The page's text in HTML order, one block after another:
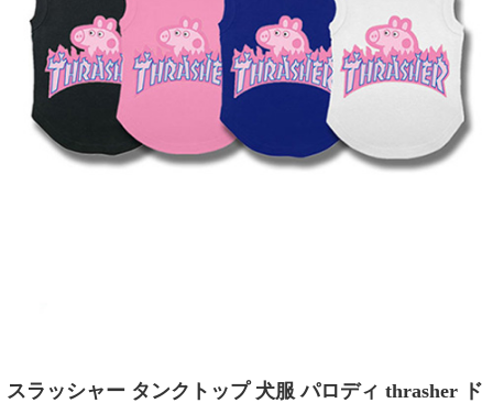
スラッシャー タンクトップ 犬服 パロディ thrasher ド